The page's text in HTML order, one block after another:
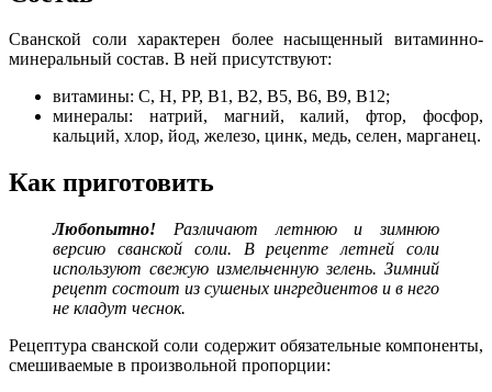
Сванской соли характерен более насыщенный витаминно-
минеральный состав. В ней присутствуют:
витамины: С, Н, РР, В1, В2, В5, В6, В9, В12;
минералы: натрий, магний, калий, фтор, фосфор,
кальций, хлор, йод, железо, цинк, медь, селен, марганец.
Как приготовить
Любопытно! Различают летнюю и зимнюю
версию сванской соли. В рецепте летней соли
используют свежую измельченную зелень. Зимний
рецепт состоит из сушеных ингредиентов и в него
не кладут чеснок.
Рецептура сванской соли содержит обязательные компоненты,
смешиваемые в произвольной пропорции: